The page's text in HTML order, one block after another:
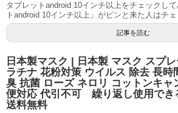
タブレットandroid 10インチ以上をチェックし
トandroid 10インチ以上」がピンと来た人はチ
記事を読む
日本製マスク | 日本製 マスク スプ
ラチナ 花粉対策 ウイルス 除去 長時
臭 抗菌 ローズ ネロリ コットンキャ
便対応 代引不可 繰り返し使用でき
送料無料